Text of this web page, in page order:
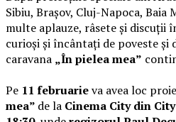
Sibiu, Brașov, Cluj-Napoca, Baia
multe aplauze, râsete și discuții
curioși și încântați de poveste
caravana „În pielea mea”
Pe 11 februarieva avea loc
mea” de la Cinema City din